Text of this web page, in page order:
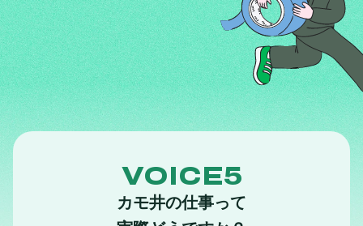
VOICE5
カモ井の仕事って